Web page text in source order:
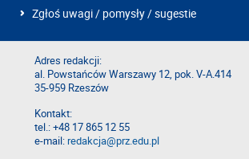
Zgłoś uwagi / pomysły / sugestie
Adres redakcji:
al. Powstańców Warszawy 12, pok. V-A.414
35-959 Rzeszów
Kontakt:
tel.: +48 17 865 12 55
e-mail:redakcja@prz.edu.pl